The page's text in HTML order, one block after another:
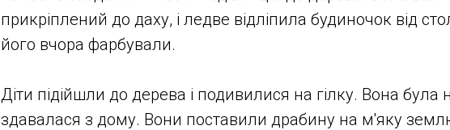
прикріплений до даху, і ледве відліпила будиночок від
його вчора фарбували.
Діти підійшли до дерева і подивилися на гілку. Вона
здавалася з дому. Вони поставили драбину на м'яку